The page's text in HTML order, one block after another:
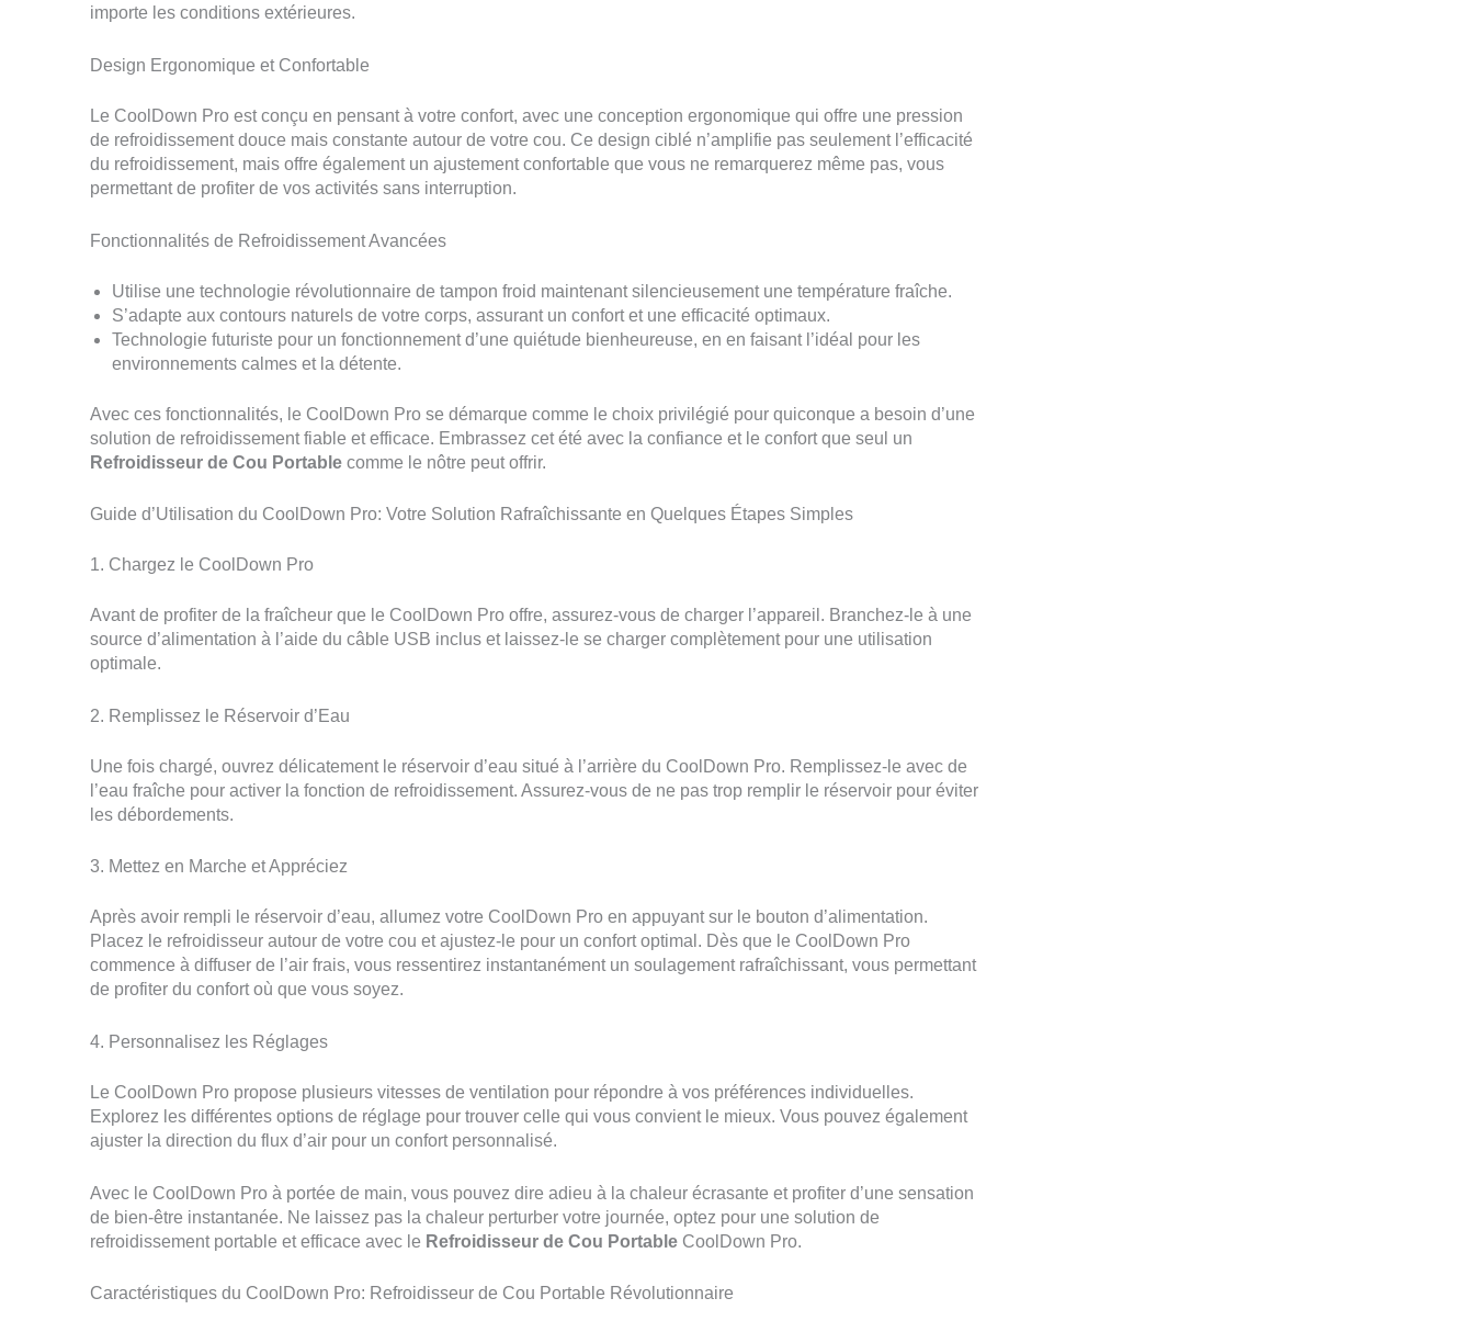
importe les conditions extérieures.
Design Ergonomique et Confortable
Le CoolDown Pro est conçu en pensant à votre confort, avec une conception ergonomique qui offre une pression
de refroidissement douce mais constante autour de votre cou. Ce design ciblé n’amplifie pas seulement l’efficacité
du refroidissement, mais offre également un ajustement confortable que vous ne remarquerez même pas, vous
permettant de profiter de vos activités sans interruption.
Fonctionnalités de Refroidissement Avancées
Utilise une technologie révolutionnaire de tampon froid maintenant silencieusement une température fraîche.
S’adapte aux contours naturels de votre corps, assurant un confort et une efficacité optimaux.
Technologie futuriste pour un fonctionnement d’une quiétude bienheureuse, en en faisant l’idéal pour les
environnements calmes et la détente.
Avec ces fonctionnalités, le CoolDown Pro se démarque comme le choix privilégié pour quiconque a besoin d’une
solution de refroidissement fiable et efficace. Embrassez cet été avec la confiance et le confort que seul un
Refroidisseur de Cou Portable comme le nôtre peut offrir.
Guide d’Utilisation du CoolDown Pro: Votre Solution Rafraîchissante en Quelques Étapes Simples
1. Chargez le CoolDown Pro
Avant de profiter de la fraîcheur que le CoolDown Pro offre, assurez-vous de charger l’appareil. Branchez-le à une
source d’alimentation à l’aide du câble USB inclus et laissez-le se charger complètement pour une utilisation
optimale.
2. Remplissez le Réservoir d’Eau
Une fois chargé, ouvrez délicatement le réservoir d’eau situé à l’arrière du CoolDown Pro. Remplissez-le avec de
l’eau fraîche pour activer la fonction de refroidissement. Assurez-vous de ne pas trop remplir le réservoir pour éviter
les débordements.
3. Mettez en Marche et Appréciez
Après avoir rempli le réservoir d’eau, allumez votre CoolDown Pro en appuyant sur le bouton d’alimentation.
Placez le refroidisseur autour de votre cou et ajustez-le pour un confort optimal. Dès que le CoolDown Pro
commence à diffuser de l’air frais, vous ressentirez instantanément un soulagement rafraîchissant, vous permettant
de profiter du confort où que vous soyez.
4. Personnalisez les Réglages
Le CoolDown Pro propose plusieurs vitesses de ventilation pour répondre à vos préférences individuelles.
Explorez les différentes options de réglage pour trouver celle qui vous convient le mieux. Vous pouvez également
ajuster la direction du flux d’air pour un confort personnalisé.
Avec le CoolDown Pro à portée de main, vous pouvez dire adieu à la chaleur écrasante et profiter d’une sensation
de bien-être instantanée. Ne laissez pas la chaleur perturber votre journée, optez pour une solution de
refroidissement portable et efficace avec le Refroidisseur de Cou Portable CoolDown Pro.
Caractéristiques du CoolDown Pro: Refroidisseur de Cou Portable Révolutionnaire